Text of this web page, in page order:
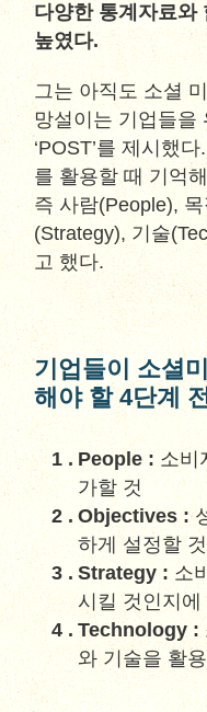
다양한 통계자료와
높였다.
그는 아직도 소셜
망설이는 기업들을
‘POST’를 제시했
를 활용할 때 기억
즉 사람(People),
(Strategy), 기술
고 했다.
기업들이 소셜
해야 할 4단계
People : 소비
가할 것
Objectives :
하게 설정할 것
Strategy : 소
시킬 것인지
Technology :
와 기술을 활